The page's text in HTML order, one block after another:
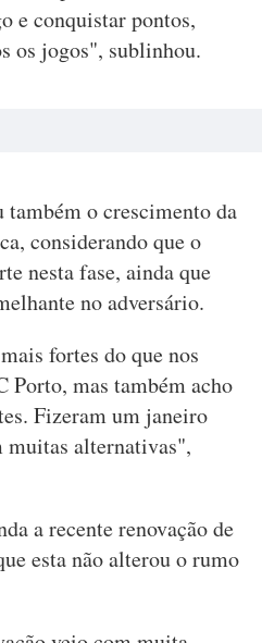
e conquistar pontos,
os jogos", sublinhou.
o crescimento da
considerando que o
nesta fase, ainda que
no adversário.
fortes do que nos
Porto, mas também acho
Fizeram um janeiro
alternativas",
a recente renovação de
esta não alterou o rumo